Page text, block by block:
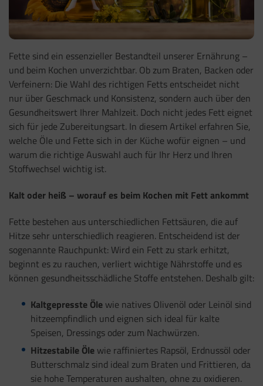
Fette sind ein essenzieller Bestandteil unserer Ernährung –
und beim Kochen unverzichtbar. Ob zum Braten, Backen oder
Verfeinern: Die Wahl des richtigen Fetts entscheidet nicht
nur über Geschmack und Konsistenz, sondern auch über den
Gesundheitswert Ihrer Mahlzeit. Doch nicht jedes Fett eignet
sich für jede Zubereitungsart. In diesem Artikel erfahren Sie,
welche Öle und Fette sich in der Küche wofür eignen – und
warum die richtige Auswahl auch für Ihr Herz und Ihren
Stoffwechsel wichtig ist.
Kalt oder heiß – worauf es beim Kochen mit Fett ankommt
Fette bestehen aus unterschiedlichen Fettsäuren, die auf
Hitze sehr unterschiedlich reagieren. Entscheidend ist der
sogenannte Rauchpunkt: Wird ein Fett zu stark erhitzt,
beginnt es zu rauchen, verliert wichtige Nährstoffe und es
können gesundheitsschädliche Stoffe entstehen. Deshalb gilt:
Kaltgepresste Ölewie natives Olivenöl oder Leinöl sind
hitzeempfindlich und eignen sich ideal für kalte
Speisen, Dressings oder zum Nachwürzen.
Hitzestabile Ölewie raffiniertes Rapsöl, Erdnussöl oder
Butterschmalz sind ideal zum Braten und Frittieren, da
sie hohe Temperaturen aushalten, ohne zu oxidieren.